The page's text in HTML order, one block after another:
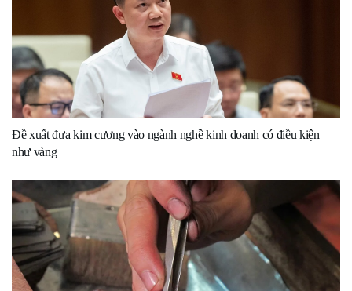
Đề xuất đưa kim cương vào ngành nghề kinh doanh có điều kiện
như vàng